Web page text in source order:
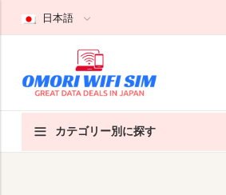
日本語
カテゴリー別に探す
戻る
日本観光客向けSIM
戻る
ホームWiFi無制限
戻る
私たちについて